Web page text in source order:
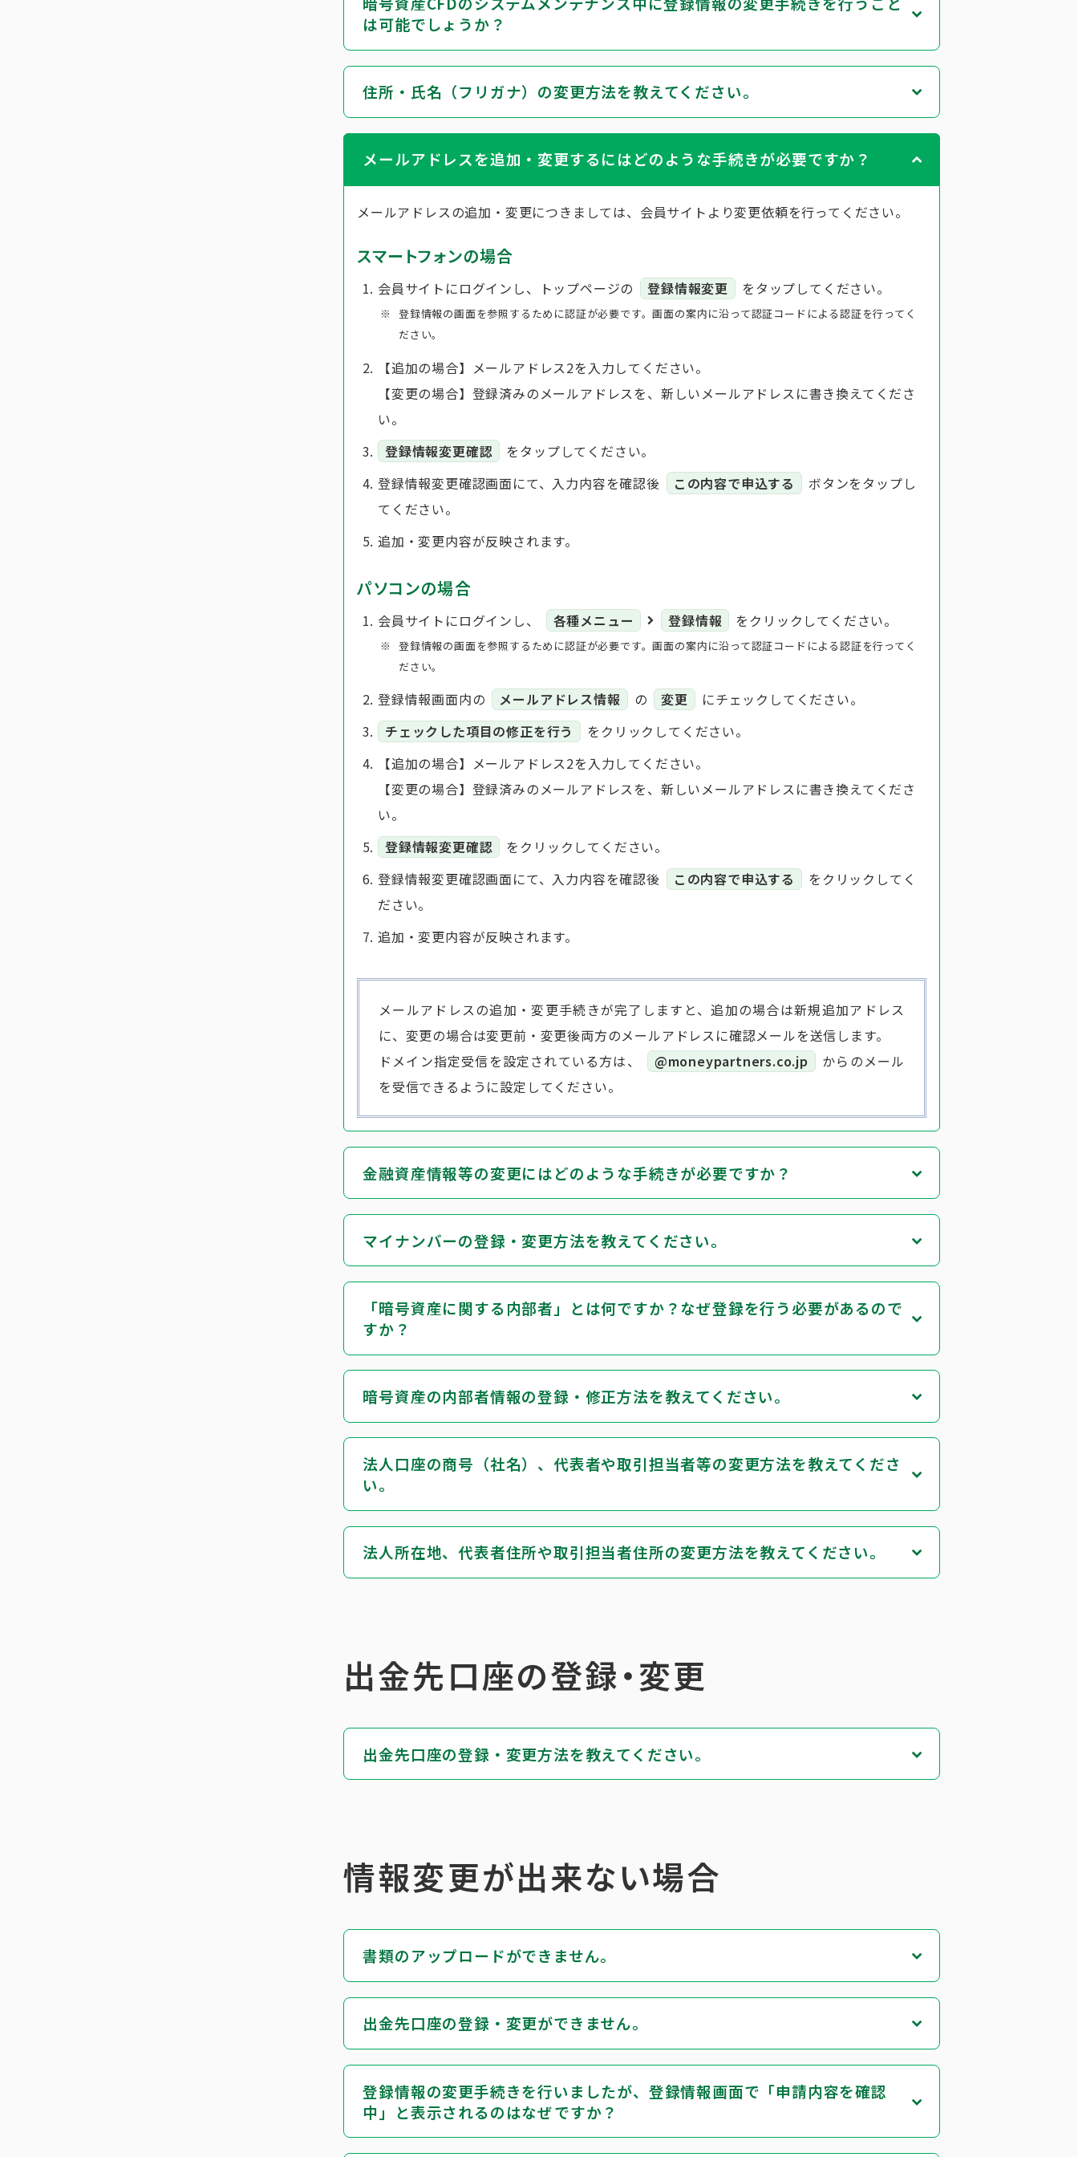
は可能でしょうか？
住所・氏名（フリガナ）の変更方法を教えてください。
メールアドレスを追加・変更するにはどのような手続きが必要ですか？
メールアドレスの追加・変更につきましては、会員サイトより変更依頼を行ってください。
スマートフォンの場合
会員サイトにログインし、トップページの 登録情報変更 をタップしてください。
登録情報の画面を参照するために認証が必要です。画面の案内に沿って認証コードによる認証を行ってく
ださい。
【追加の場合】メールアドレス2を入力してください。
【変更の場合】登録済みのメールアドレスを、新しいメールアドレスに書き換えてくださ
い。
登録情報変更確認
をタップしてください。
登録情報変更確認画面にて、入力内容を確認後
この内容で申込する
ボタンをタップし
てください。
追加・変更内容が反映されます。
パソコンの場合
会員サイトにログインし、 各種メニュー 登録情報 をクリックしてください。
登録情報の画面を参照するために認証が必要です。画面の案内に沿って認証コードによる認証を行ってく
ださい。
登録情報画面内の メールアドレス情報 の 変更
にチェックしてください。
チェックした項目の修正を行う
をクリックしてください。
【追加の場合】メールアドレス2を入力してください。
【変更の場合】登録済みのメールアドレスを、新しいメールアドレスに書き換えてくださ
い。
登録情報変更確認
をクリックしてください。
登録情報変更確認画面にて、入力内容を確認後
この内容で申込する
をクリックしてく
ださい。
追加・変更内容が反映されます。
メールアドレスの追加・変更手続きが完了しますと、追加の場合は新規追加アドレス
に、変更の場合は変更前・変更後両方のメールアドレスに確認メールを送信します。
ドメイン指定受信を設定されている方は、
@moneypartners.co.jp
からのメール
を受信できるように設定してください。
金融資産情報等の変更にはどのような手続きが必要ですか？
マイナンバーの登録・変更方法を教えてください。
「暗号資産に関する内部者」とは何ですか？なぜ登録を行う必要があるので
すか？
暗号資産の内部者情報の登録・修正方法を教えてください。
法人口座の商号（社名）、代表者や取引担当者等の変更方法を教えてくださ
い。
法人所在地、代表者住所や取引担当者住所の変更方法を教えてください。
出金先口座の登録・変更
出金先口座の登録・変更方法を教えてください。
情報変更が出来ない場合
書類のアップロードができません。
出金先口座の登録・変更ができません。
登録情報の変更手続きを行いましたが、登録情報画面で「申請内容を確認
中」と表示されるのはなぜですか？